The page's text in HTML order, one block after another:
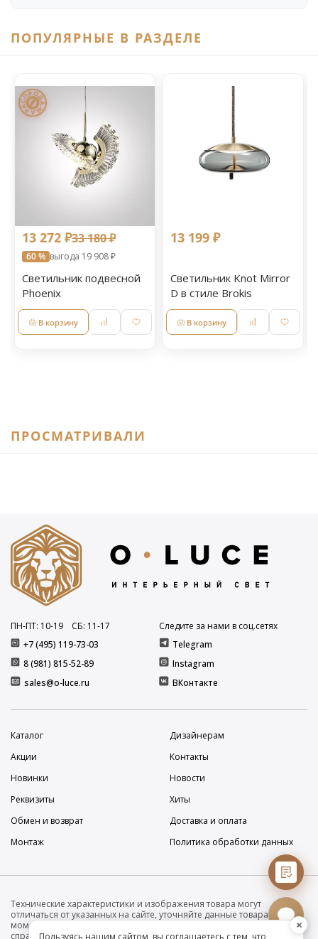
ПОПУЛЯРНЫЕ В РАЗДЕЛЕ
13 272 ₽33 180 ₽
60 % выгода 19 908 ₽
Светильник подвесной
Phoenix
В корзину
13 199 ₽
Светильник Knot Mirror
D в стиле Brokis
В корзину
ПРОСМАТРИВАЛИ
+7 (495) 119-73-03
8 (981) 815-52-89
ПН-ПТ: 10-19 СБ: 11-17
sales@o-luce.ru
Следите за нами в соц.сетях
Telegram
Instagram
ВКонтакте
Каталог
Дизайнерам
Акции
Контакты
Новинки
Новости
Реквизиты
Хиты
Обмен и возврат
Доставка и оплата
Монтаж
Политика обработки данных
Технические характеристики и изображения товара могут
отличаться от указанных на сайте, уточняйте данные товара на
момент покупки и оплаты. Вся информация на сайте о товарах носит
справочный характер и не является публичной офертой в
Пользуясь нашим сайтом, вы соглашаетесь с тем, что
×